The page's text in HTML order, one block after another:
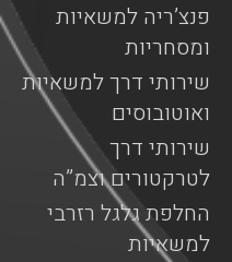
פנצ’ריה למשאיות
ומסחריות
שירותי דרך למשאיות
ואוטובוסים
שירותי דרך
לטרקטורים וצמ”ה
החלפת גלגל רזרבי
למשאיות